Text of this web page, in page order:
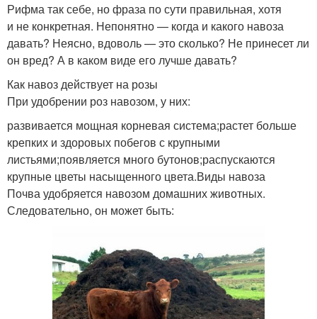
Рифма так себе, но фраза по сути правильная, хотя
и не конкретная. Непонятно — когда и какого навоза
давать? Неясно, вдоволь — это сколько? Не принесет ли
он вред? А в каком виде его лучше давать?
Как навоз действует на розы
При удобрении роз навозом, у них:
развивается мощная корневая система;растет больше
крепких и здоровых побегов с крупными
листьями;появляется много бутонов;распускаются
крупные цветы насыщенного цвета.Виды навоза
Почва удобряется навозом домашних животных.
Следовательно, он может быть: